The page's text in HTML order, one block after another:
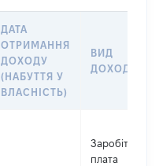
ДАТА
ОТРИМАННЯ
ДОХОДУ
(НАБУТТЯ У
ВЛАСНІСТЬ)
ВИД
ДОХОДУ
Заробітна
плата